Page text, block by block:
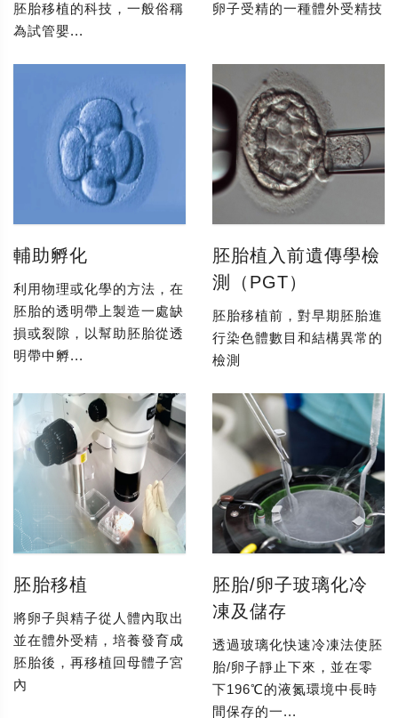
胚胎移植的科技，一般俗稱
為試管嬰...
卵子受精的一種體外受精技
輔助孵化
利用物理或化學的方法，在
胚胎的透明帶上製造一處缺
損或裂隙，以幫助胚胎從透
明帶中孵...
胚胎植入前遺傳學檢
測（PGT）
胚胎移植前，對早期胚胎進
行染色體數目和結構異常的
檢測
胚胎移植
將卵子與精子從人體內取出
並在體外受精，培養發育成
胚胎後，再移植回母體子宮
內
胚胎/卵子玻璃化冷
凍及儲存
透過玻璃化快速冷凍法使胚
胎/卵子靜止下來，並在零
下196℃的液氮環境中長時
間保存的一...